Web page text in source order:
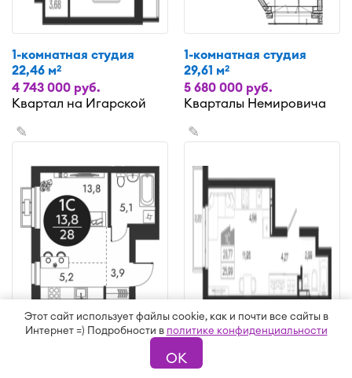
Этот сайт использует файлы cookie, как и почти все сайты в
Интернет =) Подробности в политике конфиденциальности
ОК
1-комнатная студия
22,46 м2
4 743 000 руб.
Квартал на Игарской
1-комнатная студия
29,61 м2
5 680 000 руб.
Кварталы Немировича
✎
1-комнатная студия 28 м2
✎
1-комнатная студия
23,77 м
4 716 000 руб.